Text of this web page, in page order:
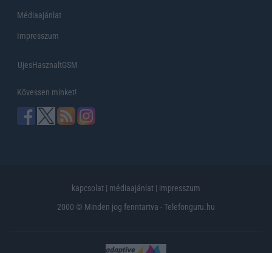
Médiaajánlat
Impresszum
UjesHasznaltGSM
Kövessen minket!
kapcsolat | médiaajánlat | impresszum
2000 © Minden jog fenntartva - Telefonguru.hu